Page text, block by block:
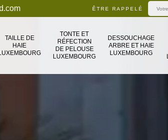
ÊTRE RAPPELÉ
TAILLE DE
HAIE
TONTE ET
RÉFECTION
DE PELOUSE
LUXEMBOURG
DESSOUCHAGE
ARBRE ET HAIE
LUXEMBOURG